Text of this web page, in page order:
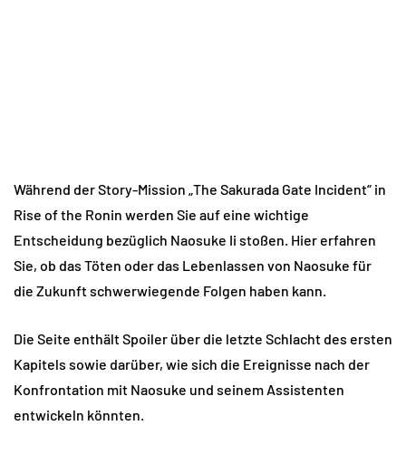
Während der Story-Mission „The Sakurada Gate Incident“ in
Rise of the Ronin werden Sie auf eine wichtige
Entscheidung bezüglich Naosuke Ii stoßen. Hier erfahren
Sie, ob das Töten oder das Lebenlassen von Naosuke für
die Zukunft schwerwiegende Folgen haben kann.
Die Seite enthält Spoiler über die letzte Schlacht des ersten
Kapitels sowie darüber, wie sich die Ereignisse nach der
Konfrontation mit Naosuke und seinem Assistenten
entwickeln könnten.